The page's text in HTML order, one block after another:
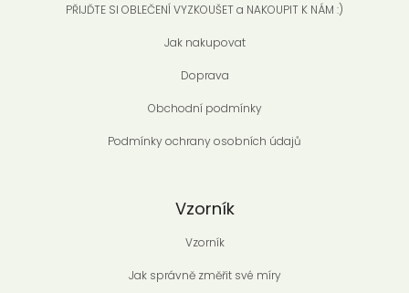
PŘIJĎTE SI OBLEČENÍ VYZKOUŠET a NAKOUPIT K NÁM :)
Jak nakupovat
Doprava
Obchodní podmínky
Podmínky ochrany osobních údajů
Vzorník
Vzorník
Jak správně změřit své míry